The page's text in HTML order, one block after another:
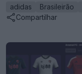
adidas Brasileirão
Compartilhar